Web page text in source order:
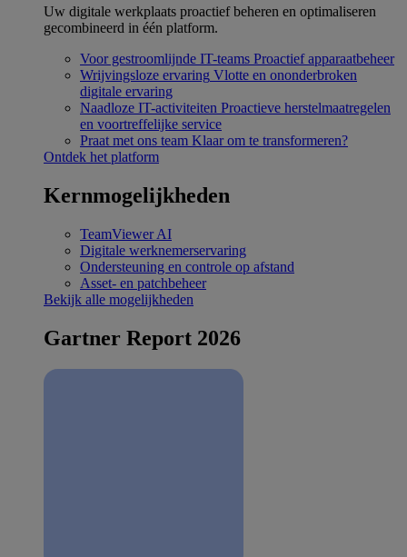
Uw digitale werkplaats proactief beheren en optimaliseren
gecombineerd in één platform.
Voor gestroomlijnde IT-teams Proactief apparaatbeheer
Wrijvingsloze ervaring Vlotte en ononderbroken
digitale ervaring
Naadloze IT-activiteiten Proactieve herstelmaatregelen
en voortreffelijke service
Praat met ons team Klaar om te transformeren?
Ontdek het platform
Kernmogelijkheden
TeamViewer AI
Digitale werknemerservaring
Ondersteuning en controle op afstand
Asset- en patchbeheer
Bekijk alle mogelijkheden
Gartner Report 2026